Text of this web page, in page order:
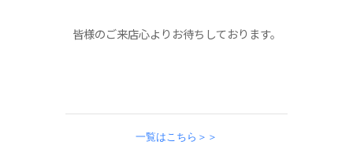
皆様のご来店心よりお待ちしております。
一覧はこちら＞＞